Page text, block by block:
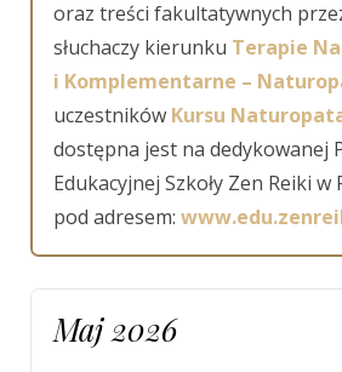
oraz treści fakultatywnych
słuchaczy kierunku Terapie
i Komplementarne –
uczestników Kursu
dostępna jest na dedykowanej
Edukacyjnej Szkoły Zen Reiki w
pod adresem:
Maj 2026